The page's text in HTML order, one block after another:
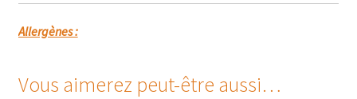
Allergènes :
Vous aimerez peut-être aussi…